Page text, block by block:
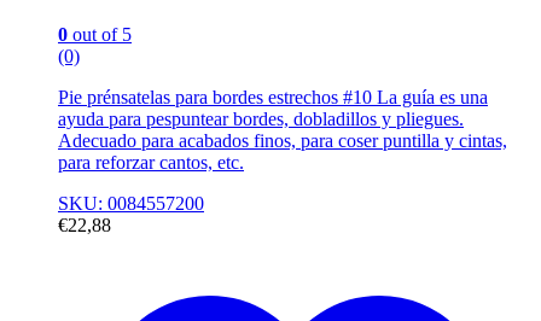
0 out of 5
(0)
Pie prénsatelas para bordes estrechos #10 La guía es una
ayuda para pespuntear bordes, dobladillos y pliegues.
Adecuado para acabados finos, para coser puntilla y cintas,
para reforzar cantos, etc.
SKU: 0084557200
€22,88